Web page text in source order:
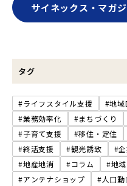
サイネックス・マガ
タグ
#ライフスタイル支援 #地域
#業務効率化
#まちづくり
#子育て支援
#移住・定住
#終活支援
#観光誘致 #
#地産地消
#コラム #地
#アンテナショップ
#人口動